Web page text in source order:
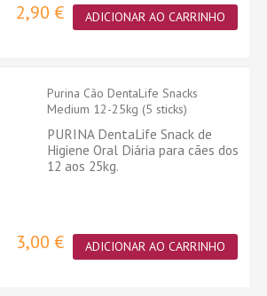
2,90 € ADICIONAR AO CARRINHO
Purina Cão DentaLife Snacks
Medium 12-25kg (5 sticks)
PURINA DentaLife Snack de
Higiene Oral Diária para cães dos
12 aos 25kg.
3,00 € ADICIONAR AO CARRINHO